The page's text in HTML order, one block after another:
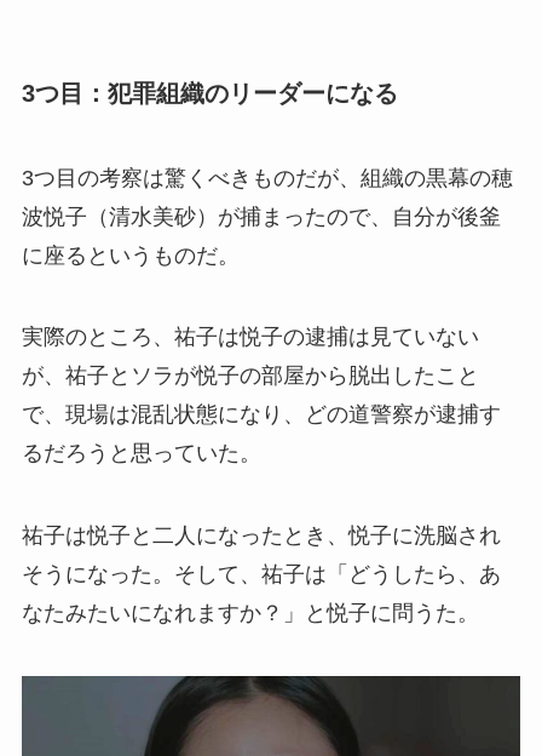
3つ目：犯罪組織のリーダーになる
3つ目の考察は驚くべきものだが、組織の黒幕の穂
波悦子（清水美砂）が捕まったので、自分が後釜
に座るというものだ。
実際のところ、祐子は悦子の逮捕は見ていない
が、祐子とソラが悦子の部屋から脱出したこと
で、現場は混乱状態になり、どの道警察が逮捕す
るだろうと思っていた。
祐子は悦子と二人になったとき、悦子に洗脳され
そうになった。そして、祐子は「どうしたら、あ
なたみたいになれますか？」と悦子に問うた。